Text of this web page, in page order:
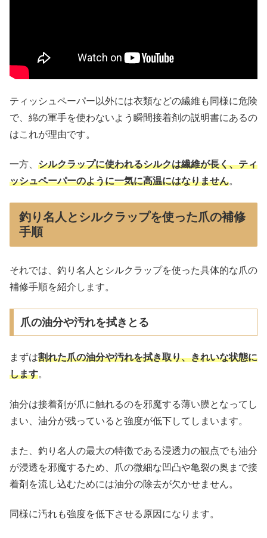
ティッシュペーパー以外には衣類などの繊維も同様に危険
で、綿の軍手を使わないよう瞬間接着剤の説明書にあるの
はこれが理由です。
一方、 シルクラップに使われるシルクは繊維が長く、ティ
ッシュペーパーのように一気に高温にはなりません。
釣り名人とシルクラップを使った爪の補修
手順
それでは、釣り名人とシルクラップを使った具体的な爪の
補修手順を紹介します。
爪の油分や汚れを拭きとる
まずは割れた爪の油分や汚れを拭き取り、きれいな状態に
します。
油分は接着剤が爪に触れるのを邪魔する薄い膜となってし
まい、油分が残っていると強度が低下してしまいます。
また、釣り名人の最大の特徴である浸透力の観点でも油分
が浸透を邪魔するため、爪の微細な凹凸や亀裂の奥まで接
着剤を流し込むためには油分の除去が欠かせません。
同様に汚れも強度を低下させる原因になります。